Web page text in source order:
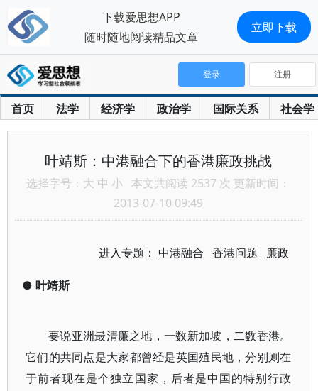
首页 法学 经济学 政治学 国际关系 社会学
登录 注册
叶靖斯：中港融合下的香港廉政挑战
选择字号： 大 中 小 本文共阅读 2537 次 更新时间：
2013-07-10 09:49
进入专题：中港融合 香港问题 廉政
● 叶靖斯
要说亚洲最清廉之地，一数新加坡，二数香港。
它们的共同点是大家都曾经是英国殖民地，分别则在
于前者现在是个独立国家，后者是中国的特别行政
下载爱思想APP
随时随地阅读精品文章
立即下载